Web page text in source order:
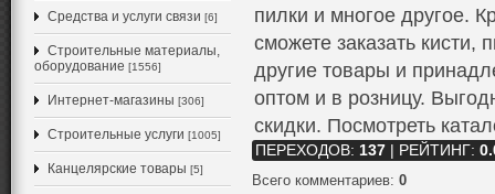
Средства и услуги связи [6]
Строительные материалы,
оборудование [1556]
Интернет-магазины [306]
Строительные услуги [1005]
Канцелярские товары [5]
пилки и многое другое.
сможете заказать кисти,
другие товары и
оптом и в розницу.
скидки. Посмотреть
ПЕРЕХОДОВ: 137 РЕЙТИНГ:
Всего комментариев: 0